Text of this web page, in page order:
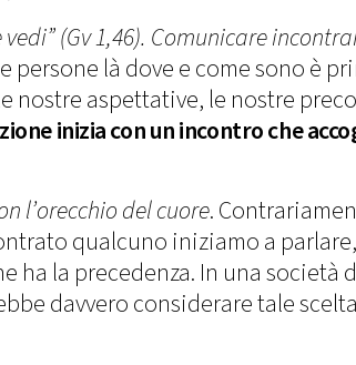
vedi” (Gv 1,46). Comunicare
persone là dove e come sono è
nostre aspettative, le nostre
inizia con un incontro che
l’orecchio del cuore.
qualcuno iniziamo a parlare,
ha la precedenza. In una società
davvero considerare tale